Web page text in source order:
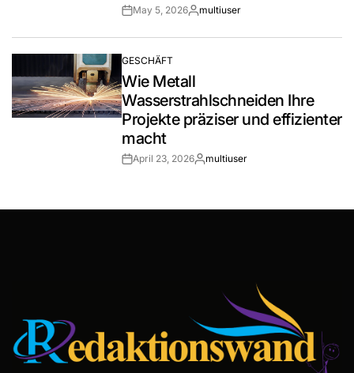
PostMay 5, 2026By:multiuser
POSTED
IN
GESCHÄFT
Wie Metall
Wasserstrahlschneiden Ihre
Projekte präziser und effizienter
macht
PostApril 23, 2026By:multiuser